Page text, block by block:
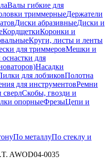
Валы гибкие для
триммерныеДержатели
Диски абразивныеДиски и
КордщеткиКоронки и
Круги, листы и ленты
для триммеровМешки и
для
Насадки
для лобзиковПолотна
для инструментовРемни
сверлСкобы, гвозди и
опорныеФрезыЦепи и
По металлуПо стеклу и
AWOD04-0035